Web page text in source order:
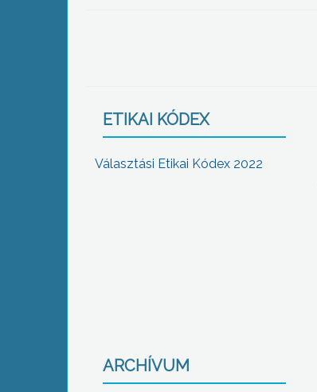
ETIKAI KÓDEX
Választási Etikai Kódex 2022
ARCHÍVUM